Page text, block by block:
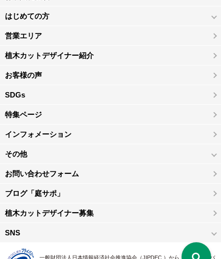
はじめての方
営業エリア
植木カットデザイナー紹介
お客様の声
SDGs
特集ページ
インフォメーション
その他
お問い合わせフォーム
ブログ「庭サポ」
植木カットデザイナー募集
SNS
一般財団法人日本情報経済社会推進協会（JIPDEC ）から 、「 プライバ